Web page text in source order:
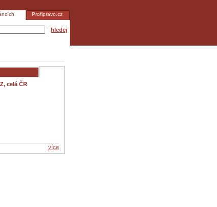
Profipravo.cz
hledej
celá ČR
více